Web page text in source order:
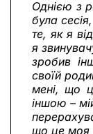
Однією з
була
те, як я
я
зробив
своїй
мені, що
іншою –
що це моя